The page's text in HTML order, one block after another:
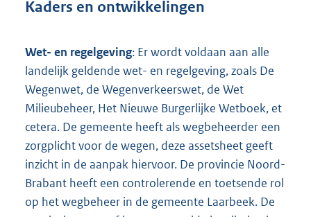
Kaders en ontwikkelingen
Wet- en regelgeving: Er wordt voldaan aan alle
landelijk geldende wet- en regelgeving, zoals De
Wegenwet, de Wegenverkeerswet, de Wet
Milieubeheer, Het Nieuwe Burgerlijke Wetboek, et
cetera. De gemeente heeft als wegbeheerder een
zorgplicht voor de wegen, deze assetsheet geeft
inzicht in de aanpak hiervoor. De provincie Noord-
Brabant heeft een controlerende en toetsende rol
op het wegbeheer in de gemeente Laarbeek. De